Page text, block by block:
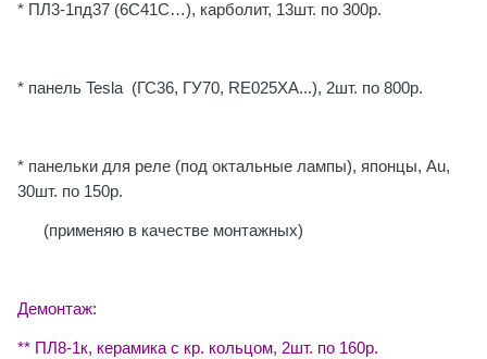
* ПЛ3-1пд37 (6С41С…), карболит, 13шт. по 300р.
* панель Tesla (ГС36, ГУ70, RE025XA...), 2шт. по 800р.
* панельки для реле (под октальные лампы), японцы, Au,
30шт. по 150р.
(применяю в качестве монтажных)
Демонтаж:
** ПЛ8-1к, керамика с кр. кольцом, 2шт. по 160р.